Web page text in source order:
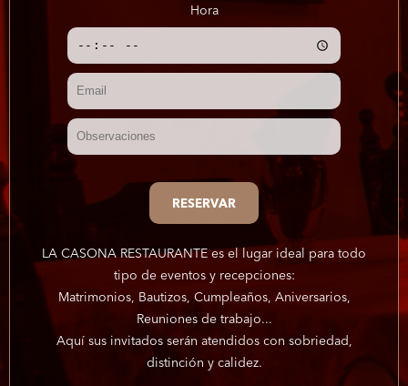
Hora
RESERVAR
LA CASONA RESTAURANTE es el lugar ideal para todo
tipo de eventos y recepciones:
Matrimonios, Bautizos, Cumpleaños, Aniversarios,
Reuniones de trabajo...
Aquí sus invitados serán atendidos con sobriedad,
distinción y calidez.